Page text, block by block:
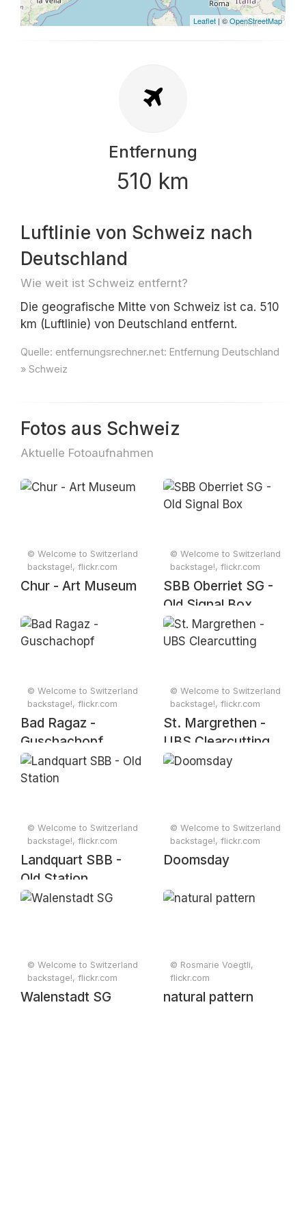
Leaflet | ©OpenStreetMap
Entfernung
510 km
Luftlinie von Schweiz nach
Deutschland
Wie weit ist Schweiz entfernt?
Die geografische Mitte von Schweiz ist ca. 510
km (Luftlinie) von Deutschland entfernt.
Quelle: entfernungsrechner.net: Entfernung Deutschland
» Schweiz
Fotos aus Schweiz
Aktuelle Fotoaufnahmen
© Welcome to Switzerland
backstage!, flickr.com
Chur - Art Museum
© Welcome to Switzerland
backstage!, flickr.com
SBB Oberriet SG -
Old Signal Box
© Welcome to Switzerland
backstage!, flickr.com
Bad Ragaz -
Guschachopf
© Welcome to Switzerland
backstage!, flickr.com
St. Margrethen -
UBS Clearcutting
© Welcome to Switzerland
backstage!, flickr.com
Landquart SBB -
Old Station
© Welcome to Switzerland
backstage!, flickr.com
Doomsday
© Welcome to Switzerland
backstage!, flickr.com
Walenstadt SG
© Rosmarie Voegtli,
flickr.com
natural pattern